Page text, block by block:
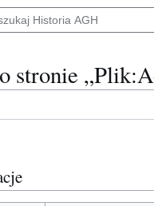
stronie